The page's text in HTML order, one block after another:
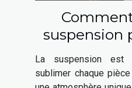
suspension
chaque
La suspension est
sublimer chaque